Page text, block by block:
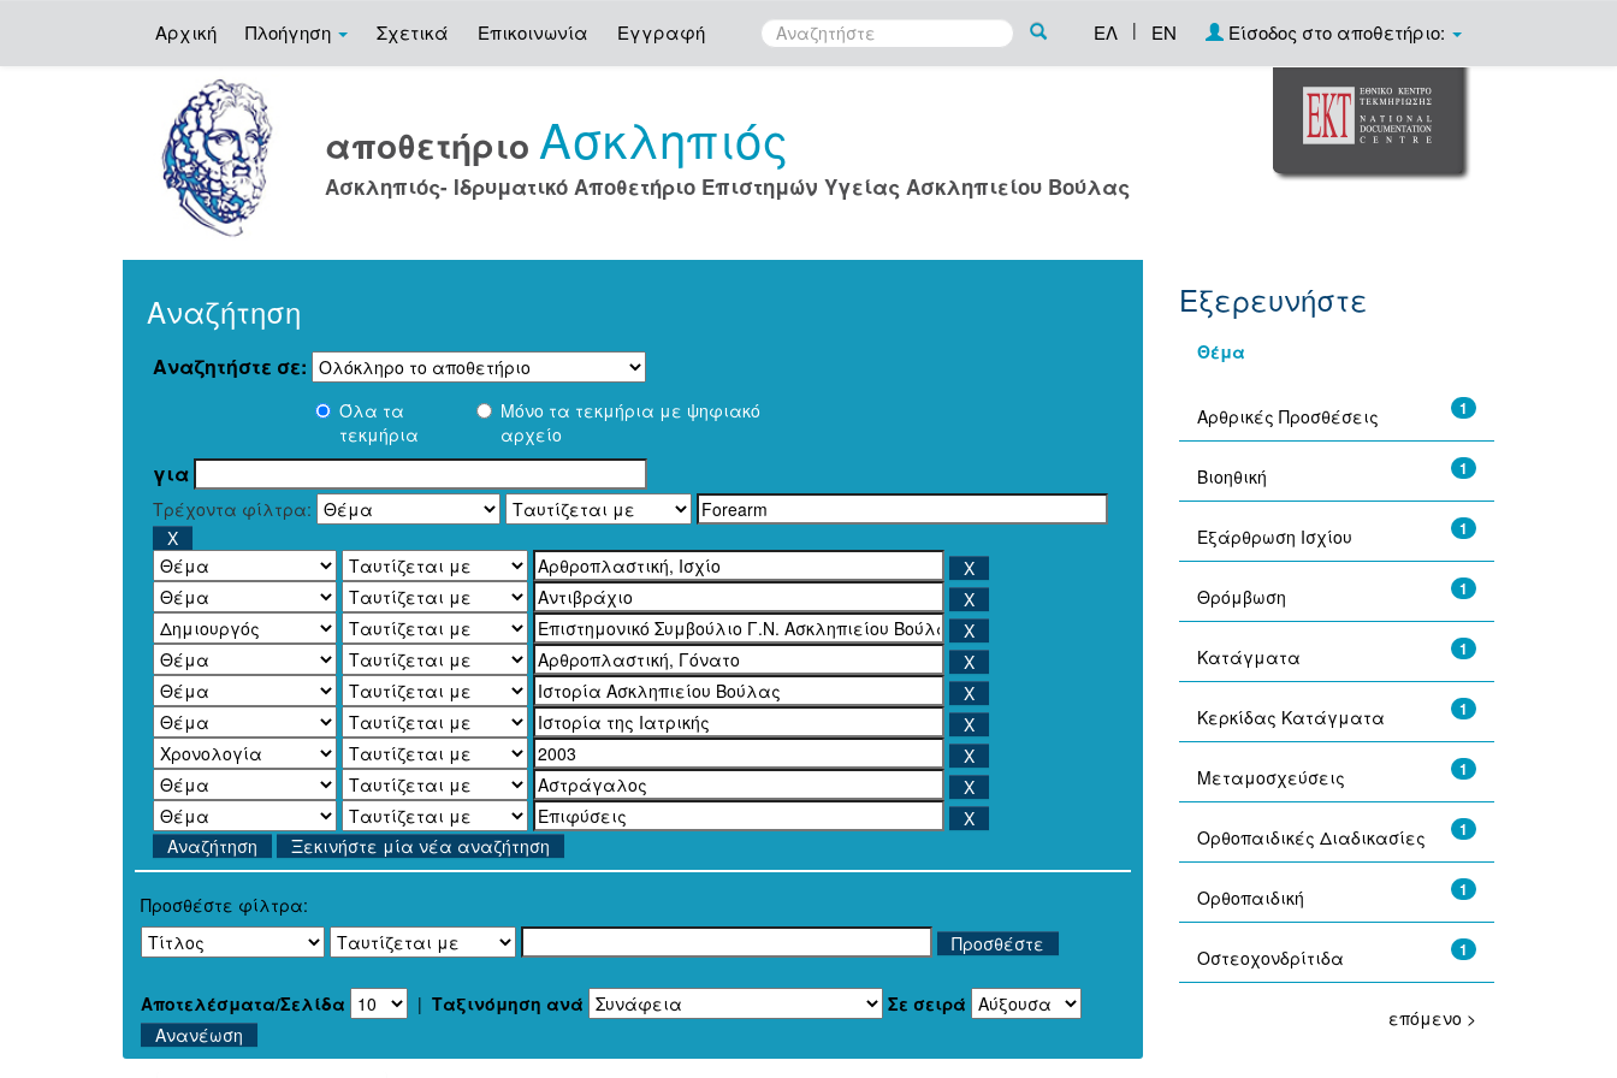
Αρχική Πλοήγηση Σχετικά Επικοινωνία Εγγραφή ΕΛ | EN Είσοδος στο αποθετήριο:
αποθετήριοΑσκληπιός
Ασκληπιός- Ιδρυματικό Αποθετήριο Επιστημών Υγείας Ασκληπιείου Βούλας
Αναζήτηση
Αναζητήστε σε:
Όλα τα
τεκμήρια
Μόνο τα τεκμήρια με ψηφιακό
αρχείο
για
Τρέχοντα φίλτρα:
Ξεκινήστε μία νέα αναζήτηση
Προσθέστε φίλτρα:
Αποτελέσματα/Σελίδα | Ταξινόμηση ανά Σε σειρά
Εξερευνήστε
Θέμα
1
Αρθρικές Προσθέσεις
1
Βιοηθική
1
Εξάρθρωση Ισχίου
1
Θρόμβωση
1
Κατάγματα
1
Κερκίδας Κατάγματα
1
Μεταμοσχεύσεις
1
Ορθοπαιδικές Διαδικασίες
1
Ορθοπαιδική
1
Οστεοχονδρίτιδα
επόμενο >